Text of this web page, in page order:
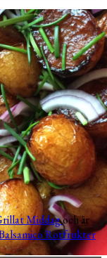
Middagoch är
Rotfrukter